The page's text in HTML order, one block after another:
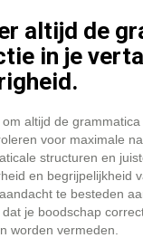
altijd de
in je
altijd de
voor maximale
structuren en
en begrijpelijkheid
te besteden
je boodschap
worden vermeden.